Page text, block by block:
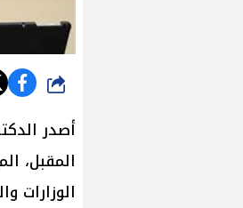
شارك
أصدر
الوزارات